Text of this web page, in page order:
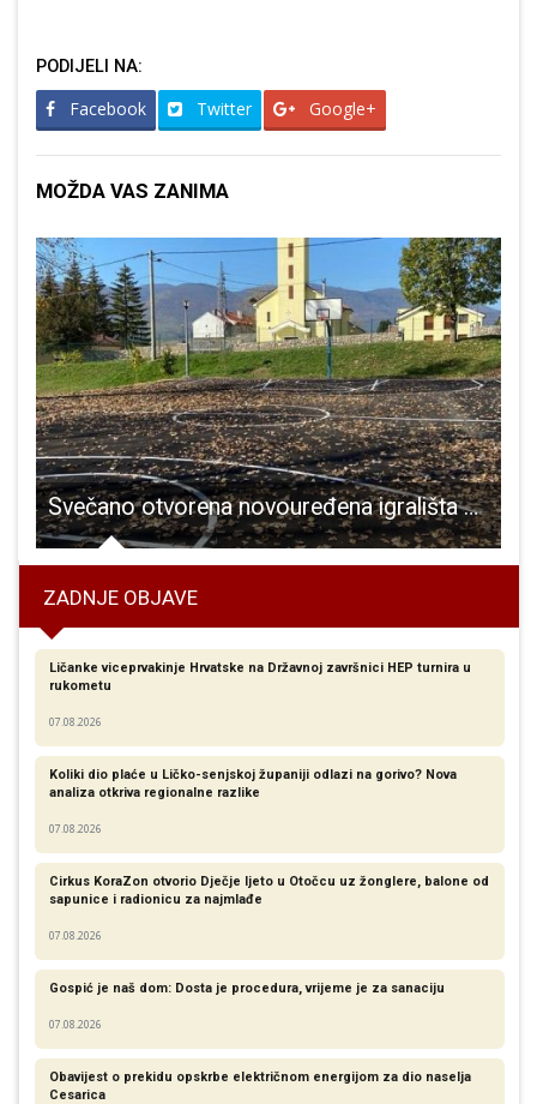
PODIJELI NA:
Facebook Twitter Google+
MOŽDA VAS ZANIMA
Svečano otvorena novouređena igrališta Osnovne škole Donji Lapac
ZADNJE OBJAVE
Ličanke viceprvakinje Hrvatske na Državnoj završnici HEP turnira u
rukometu
07.08.2026
Koliki dio plaće u Ličko-senjskoj županiji odlazi na gorivo? Nova
analiza otkriva regionalne razlike​
07.08.2026
Cirkus KoraZon otvorio Dječje ljeto u Otočcu uz žonglere, balone od
sapunice i radionicu za najmlađe
07.08.2026
Gospić je naš dom: Dosta je procedura, vrijeme je za sanaciju
07.08.2026
Obavijest o prekidu opskrbe električnom energijom za dio naselja
Cesarica